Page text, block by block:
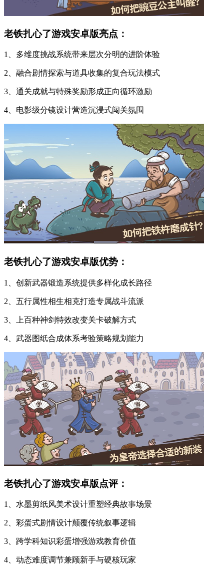
老铁扎心了游戏安卓版亮点：
1、多维度挑战系统带来层次分明的进阶体验
2、融合剧情探索与道具收集的复合玩法模式
3、通关成就与特殊奖励形成正向循环激励
4、电影级分镜设计营造沉浸式闯关氛围
老铁扎心了游戏安卓版优势：
1、创新武器锻造系统提供多样化成长路径
2、五行属性相生相克打造专属战斗流派
3、上百种神剑特效改变关卡破解方式
4、武器图纸合成体系考验策略规划能力
老铁扎心了游戏安卓版点评：
1、水墨剪纸风美术设计重塑经典故事场景
2、彩蛋式剧情设计颠覆传统叙事逻辑
3、跨学科知识彩蛋增强游戏教育价值
4、动态难度调节兼顾新手与硬核玩家